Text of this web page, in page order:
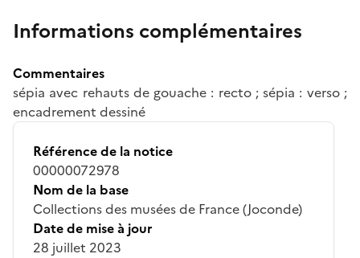
Informations complémentaires
Commentaires
sépia avec rehauts de gouache : recto ; sépia : verso ;
encadrement dessiné
Référence de la notice
00000072978
Nom de la base
Collections des musées de France (Joconde)
Date de mise à jour
28 juillet 2023